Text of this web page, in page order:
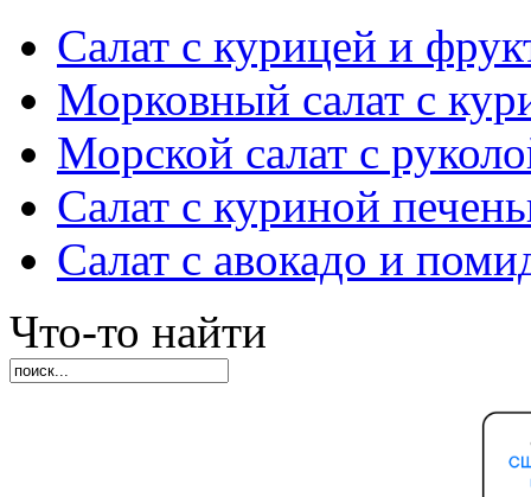
Салат с курицей и
Морковный салат с
Морской салат с
Салат с куриной
Салат с авокадо и
Что-то найти